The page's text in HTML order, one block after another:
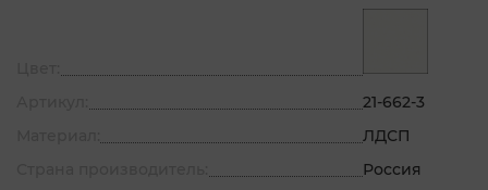
21-662-3
ЛДСП
Россия